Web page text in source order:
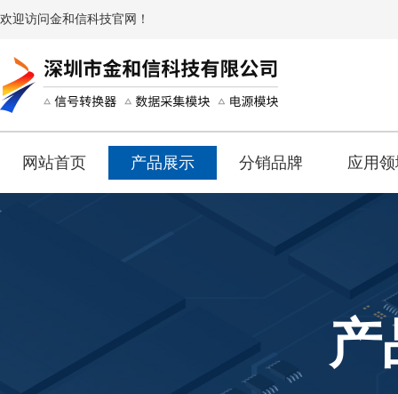
欢迎访问金和信科技官网！
网站首页 产品展示 分销品牌 应用
产